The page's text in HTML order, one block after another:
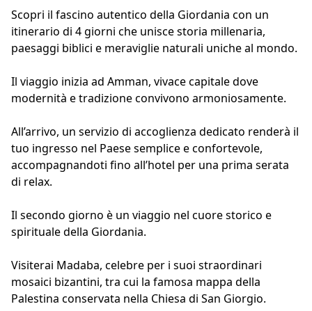
Scopri il fascino autentico della Giordania con un
itinerario di 4 giorni che unisce storia millenaria,
paesaggi biblici e meraviglie naturali uniche al mondo.
Il viaggio inizia ad Amman, vivace capitale dove
modernità e tradizione convivono armoniosamente.
All’arrivo, un servizio di accoglienza dedicato renderà il
tuo ingresso nel Paese semplice e confortevole,
accompagnandoti fino all’hotel per una prima serata
di relax.
Il secondo giorno è un viaggio nel cuore storico e
spirituale della Giordania.
Visiterai Madaba, celebre per i suoi straordinari
mosaici bizantini, tra cui la famosa mappa della
Palestina conservata nella Chiesa di San Giorgio.